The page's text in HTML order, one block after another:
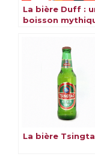
La bière Duff :
boisson
La bière